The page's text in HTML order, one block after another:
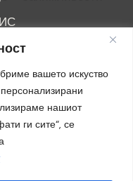
вашето искуство
нашиот
ги сите“, се
|Маркетинг